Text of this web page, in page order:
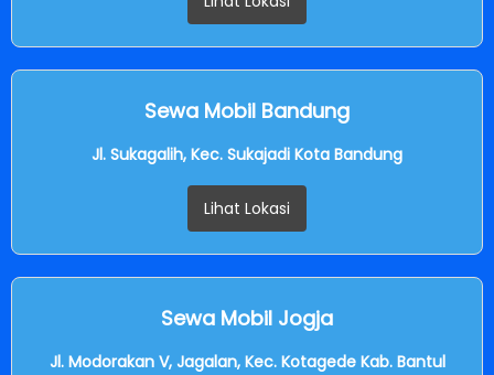
Sewa Mobil Bandung
Jl. Sukagalih, Kec. Sukajadi Kota Bandung
Lihat Lokasi
Sewa Mobil Jogja
Jl. Modorakan V, Jagalan, Kec. Kotagede Kab. Bantul